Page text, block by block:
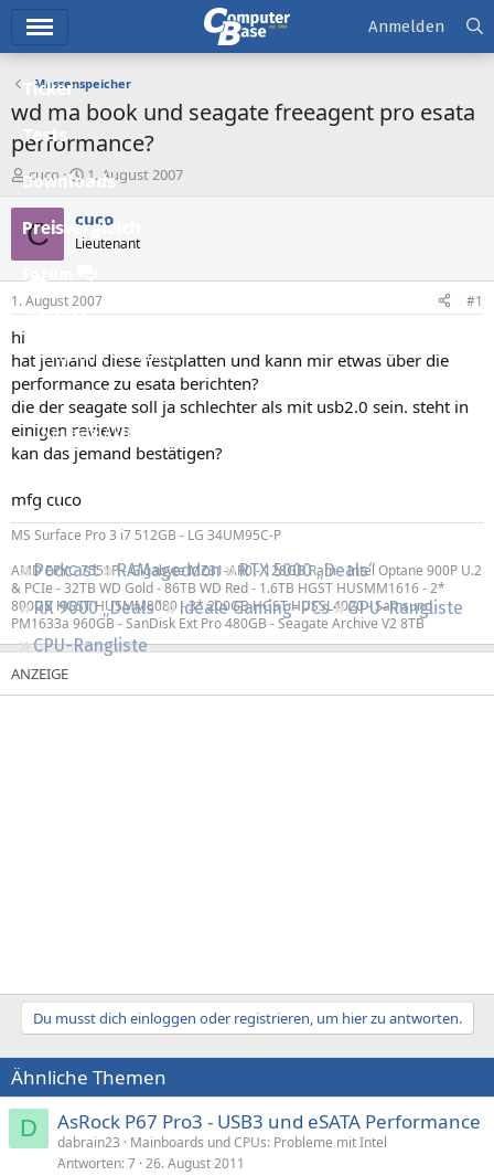
Ticker
Tests
Downloads
Preisvergleich
Forum
Aktuelles
Empfohlene Inhalte
Neue Beiträge
Neueste Aktivitäten
Regeln
Podcast RAMageddon
RTX 5000 „Deals“
RX 9000 „Deals“
Ideale Gaming-PCs
GPU-Rangliste
CPU-Rangliste
Anmelden
Massenspeicher
wd ma book und seagate freeagent pro esata
performance?
E
r
s
t
l
e
cuco
E
r
s
e
l
t
m
1. August 2007
C cuco
Lieutenant
1. August 2007 #1
hi
hat jemand diese festplatten und kann mir etwas über die
performance zu esata berichten?
die der seagate soll ja schlechter als mit usb2.0 sein. steht in
einigen reviews
kan das jemand bestätigen?
mfg cuco
MS Surface Pro 3 i7 512GB - LG 34UM95C-P
AMD EPYC 7551P - Gigabyte MZ31-AR0 - 128GB Ram - Intel Optane 900P U.2
& PCIe - 32TB WD Gold - 86TB WD Red - 1.6TB HGST HUSMM1616 - 2*
800GB HGST HUSMM8080 - 3* 200GB HGST HUSSL4020 - Samsung
PM1633a 960GB - SanDisk Ext Pro 480GB - Seagate Archive V2 8TB
Du musst dich einloggen oder registrieren, um hier zu antworten.
Ähnliche Themen
D AsRock P67 Pro3 - USB3 und eSATA Performance
dabrain23
Mainboards und CPUs: Probleme mit Intel
Antworten 7 26. August 2011